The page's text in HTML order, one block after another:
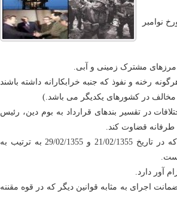
نوامبر
رخنه و نفوذ که جنبه خرابکارانه داشته باشند
مخالف در کشورهای یکدیگر می باشد.)
در تقسیر بندهای قرارداد به بوم دین، رئیس
طرفانه قضاوت کند.
6- قرارداد مذکور دارای 8 ماده و 3 پروتکل است که در تاریخ 21/02/1355 و 29/02/1355 به ترتیب به
اجرای به مثابه قوانین دیگر که در قوه مقننه